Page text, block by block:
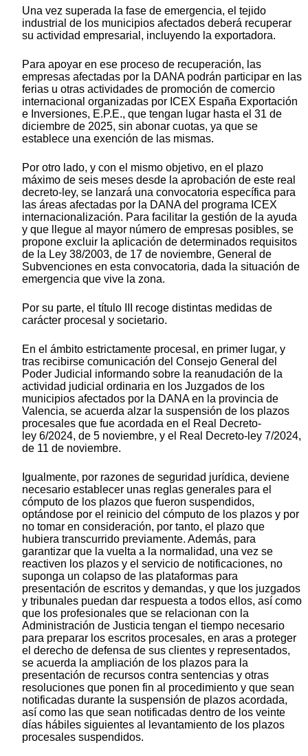
Una vez superada la fase de emergencia, el tejido
industrial de los municipios afectados deberá recuperar
su actividad empresarial, incluyendo la exportadora.
Para apoyar en ese proceso de recuperación, las
empresas afectadas por la DANA podrán participar en las
ferias u otras actividades de promoción de comercio
internacional organizadas por ICEX España Exportación
e Inversiones, E.P.E., que tengan lugar hasta el 31 de
diciembre de 2025, sin abonar cuotas, ya que se
establece una exención de las mismas.
Por otro lado, y con el mismo objetivo, en el plazo
máximo de seis meses desde la aprobación de este real
decreto-ley, se lanzará una convocatoria específica para
las áreas afectadas por la DANA del programa ICEX
internacionalización. Para facilitar la gestión de la ayuda
y que llegue al mayor número de empresas posibles, se
propone excluir la aplicación de determinados requisitos
de la Ley 38/2003, de 17 de noviembre, General de
Subvenciones en esta convocatoria, dada la situación de
emergencia que vive la zona.
Por su parte, el título III recoge distintas medidas de
carácter procesal y societario.
En el ámbito estrictamente procesal, en primer lugar, y
tras recibirse comunicación del Consejo General del
Poder Judicial informando sobre la reanudación de la
actividad judicial ordinaria en los Juzgados de los
municipios afectados por la DANA en la provincia de
Valencia, se acuerda alzar la suspensión de los plazos
procesales que fue acordada en el Real Decreto-
ley 6/2024, de 5 noviembre, y el Real Decreto-ley 7/2024,
de 11 de noviembre.
Igualmente, por razones de seguridad jurídica, deviene
necesario establecer unas reglas generales para el
cómputo de los plazos que fueron suspendidos,
optándose por el reinicio del cómputo de los plazos y por
no tomar en consideración, por tanto, el plazo que
hubiera transcurrido previamente. Además, para
garantizar que la vuelta a la normalidad, una vez se
reactiven los plazos y el servicio de notificaciones, no
suponga un colapso de las plataformas para
presentación de escritos y demandas, y que los juzgados
y tribunales puedan dar respuesta a todos ellos, así como
que los profesionales que se relacionan con la
Administración de Justicia tengan el tiempo necesario
para preparar los escritos procesales, en aras a proteger
el derecho de defensa de sus clientes y representados,
se acuerda la ampliación de los plazos para la
presentación de recursos contra sentencias y otras
resoluciones que ponen fin al procedimiento y que sean
notificadas durante la suspensión de plazos acordada,
así como las que sean notificadas dentro de los veinte
días hábiles siguientes al levantamiento de los plazos
procesales suspendidos.